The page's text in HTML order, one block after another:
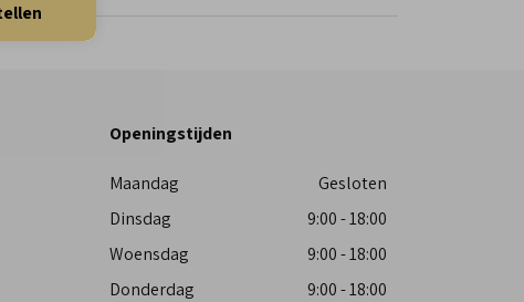
Openingstijden
Maandag
Gesloten
Dinsdag
9:00 - 18:00
Woensdag
9:00 - 18:00
Donderdag
9:00 - 18:00